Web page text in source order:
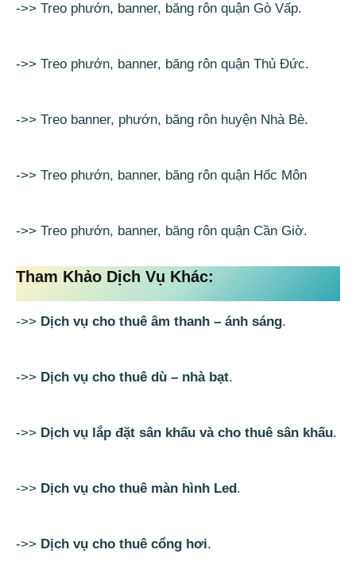
->> Treo phướn, banner, băng rôn quận Gò Vấp.
->> Treo phướn, banner, băng rôn quận Thủ Đức.
->> Treo banner, phướn, băng rôn huyện Nhà Bè.
->> Treo phướn, banner, băng rôn quận Hốc Môn
->> Treo phướn, banner, băng rôn quận Cần Giờ.
Tham Khảo Dịch Vụ Khác:
->> Dịch vụ cho thuê âm thanh – ánh sáng.
->> Dịch vụ cho thuê dù – nhà bạt.
->> Dịch vụ lắp đặt sân khấu và cho thuê sân khấu.
->> Dịch vụ cho thuê màn hình Led.
->> Dịch vụ cho thuê cổng hơi.